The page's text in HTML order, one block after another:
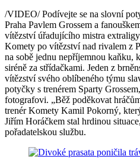
/VIDEO/ Podívejte se na slovní
Praha Pavlem Grossem a
vítězství úřadujícího mistra
Komety po vítězství nad rivalem z
na sobě jednu nepříjemnou kaňku,
siréně za střídačkami. Jeden z
vítězství svého oblíbeného týmu
potyčky s trenérem Sparty
fotografovi. „Běž poděkovat
trenér Komety Kamil Pokorný,
Jiřím Horáčkem stal hrdinou
pořadatelskou službu.